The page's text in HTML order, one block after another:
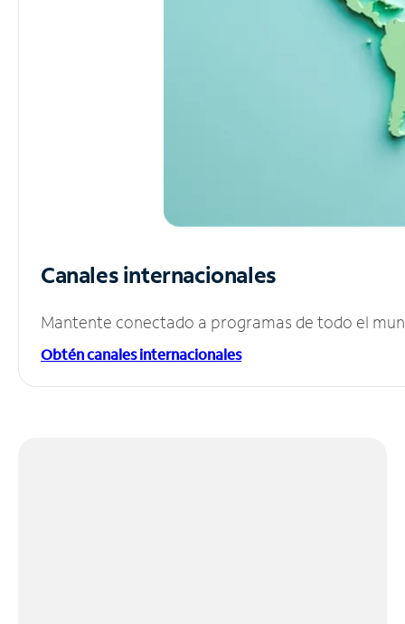
Canales internacionales
Mantente conectado a programas de todo el
Obtén canales internacionales